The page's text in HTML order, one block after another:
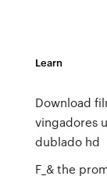
Learn
Download
vingadores
dublado hd
F_& the